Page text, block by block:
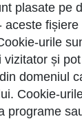
plasate pe
aceste
urile
vizitator și
domeniul
Cookie-
programe